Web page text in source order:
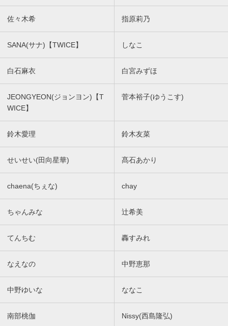
佐々木希 指原莉乃
SANA(サナ)【TWICE】 しなこ
白石麻衣 白宮みずほ
JEONGYEON(ジョンヨン)【T
WICE】
菅本裕子(ゆうこす)
鈴木愛理 鈴木友菜
せいせい(田向星華) 髙石あかり
chaena(ちぇな) chay
ちゃんみな 辻希美
てんちむ 轟すみれ
なえなの 中野恵那
中野ゆいな ななこ
南部桃伽 Nissy(西島隆弘)